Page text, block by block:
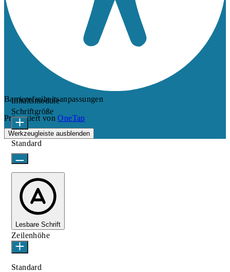
Barrierefreiheitsanpassungen
Präsentiert vonOneTap
Werkzeugleiste ausblenden
Inhaltsmodule
Schriftgröße
Standard
Lesbare Schrift
Zeilenhöhe
Standard